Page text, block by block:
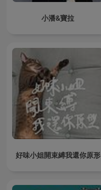
小潘&寶拉
好味小姐開束縛我還你原形